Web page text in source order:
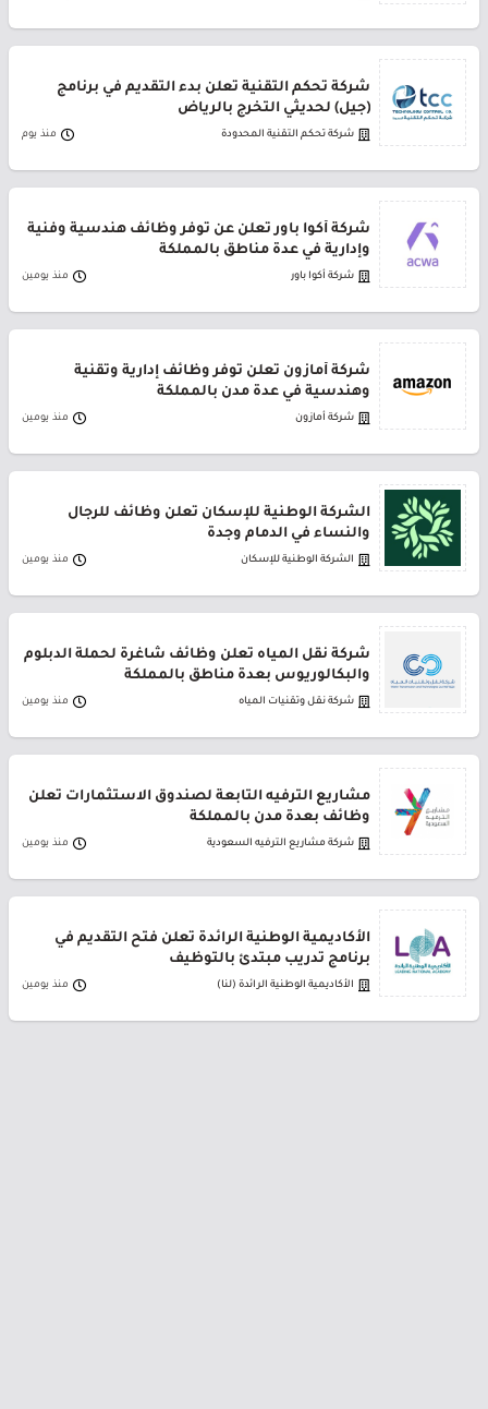
شركة تحكم التقنية تعلن بدء التقديم في برنامج
(جيل) لحديثي التخرج بالرياض
شركة تحكم التقنية المحدودة منذ يوم
شركة أكوا باور تعلن عن توفر وظائف هندسية وفنية
وإدارية في عدة مناطق بالمملكة
شركة أكوا باور منذ يومين
شركة أمازون تعلن توفر وظائف إدارية وتقنية
وهندسية في عدة مدن بالمملكة
شركة أمازون منذ يومين
الشركة الوطنية للإسكان تعلن وظائف للرجال
والنساء في الدمام وجدة
الشركة الوطنية للإسكان منذ يومين
شركة نقل المياه تعلن وظائف شاغرة لحملة الدبلوم
والبكالوريوس بعدة مناطق بالمملكة
شركة نقل وتقنيات المياه منذ يومين
مشاريع الترفيه التابعة لصندوق الاستثمارات تعلن
وظائف بعدة مدن بالمملكة
شركة مشاريع الترفيه السعودية منذ يومين
الأكاديمية الوطنية الرائدة تعلن فتح التقديم في
برنامج تدريب مبتدئ بالتوظيف
الأكاديمية الوطنية الرائدة (لنا) منذ يومين